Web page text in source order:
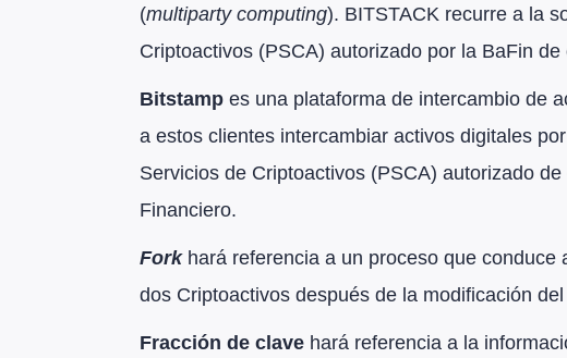
(multiparty computing). BITSTACK recurre a la
Criptoactivos (PSCA) autorizado por la BaFin
Bitstamp es una plataforma de intercambio de
a estos clientes intercambiar activos digitales
Servicios de Criptoactivos (PSCA) autorizado
Financiero.
Forkhará referencia a un proceso que conduce
dos Criptoactivos después de la modificación del
Fracción de clave hará referencia a la